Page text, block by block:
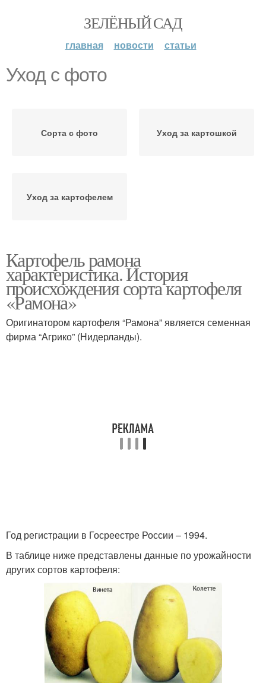
ЗЕЛЁНЫЙ САД
главная новости статьи
Уход с фото
Сорта с фото Уход за картошкой
Уход за картофелем
Картофель рамона
характеристика. История
происхождения сорта картофеля
«Рамона»
Оригинатором картофеля “Рамона” является семенная
фирма “Агрико” (Нидерланды).
Год регистрации в Госреестре России – 1994.
В таблице ниже представлены данные по урожайности
других сортов картофеля: